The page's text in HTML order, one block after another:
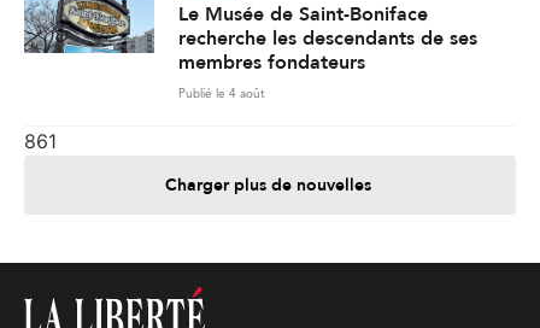
Le Musée de Saint-Boniface
recherche les descendants de ses
membres fondateurs
Publié le 4 août
861
Charger plus de nouvelles